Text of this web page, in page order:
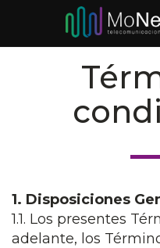
1. Disposiciones
1.1. Los presentes
adelante, los